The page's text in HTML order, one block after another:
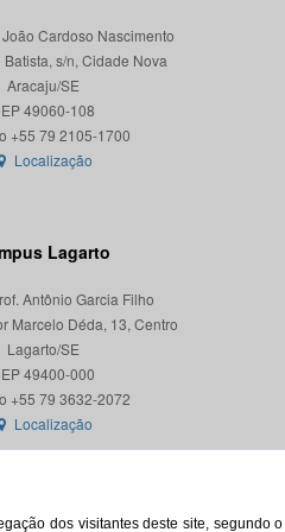
dos visitantes deste site, segundo
Cardoso Nascimento
s/n, Cidade Nova
Aracaju/SE
49060-108
Localização
Lagarto
Antônio Garcia Filho
Marcelo Déda, 13, Centro
Lagarto/SE
49400-000
Localização